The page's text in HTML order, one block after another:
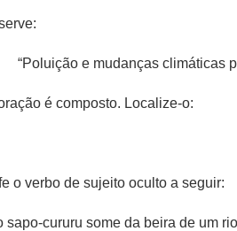
“Poluição e mudanças climáticas
é composto. Localize-o:
o verbo de sujeito oculto a seguir:
sapo-cururu some da beira de um